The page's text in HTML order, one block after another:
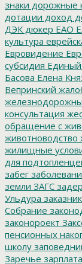
знаки дорожные
дотации доход
ДЭК дюкер ЕАО
культура
Евровидение
субсидия Единый
Басова Елена
Вепринский
консультация
обращение с
животноводство
жилищные
для
забег
земли ЗАГС
Ульдура
Собрание
законороект
пенсионных
школу
Заречье зарплата